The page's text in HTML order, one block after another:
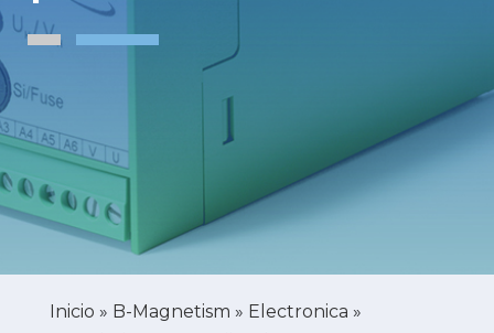
Inicio » B-Magnetism » Electronica »